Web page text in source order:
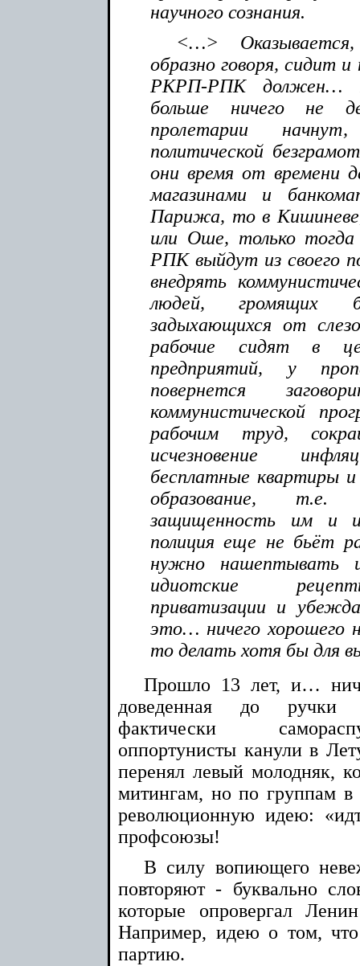
научного сознания.
<…>
образно говоря, сидит
РКРП-РПК должен…
больше ничего не
пролетарии
политической
они время от времени
магазинами и
Парижа, то в
или Оше, только
РПК выйдут из своего
внедрять
людей, громящих
задыхающихся от
рабочие сидят в
предприятий, у
повернется
коммунистической
рабочим труд,
исчезновение
бесплатные квартиры
образование, т.е.
защищенность им и
полиция еще не бьёт
нужно нашептывать
идиотские
приватизации и
это… ничего
то делать хотя бы для
Прошло 13 лет, и…
доведенная до ручки
фактически
оппортунисты канули в
перенял левый молодняк,
митингам, но по группам в
революционную идею:
профсоюзы!
В силу вопиющего
повторяют - буквально
которые опровергал
Например, идею о том, что
партию.